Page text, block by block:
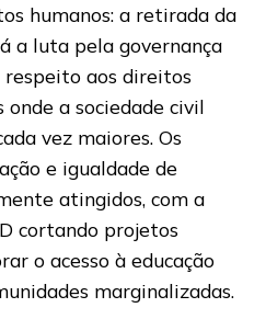
humanos: a retirada da
a luta pela governança
aos direitos
onde a sociedade civil
vez maiores. Os
e igualdade de
atingidos, com a
cortando projetos
o acesso à educação
marginalizadas.